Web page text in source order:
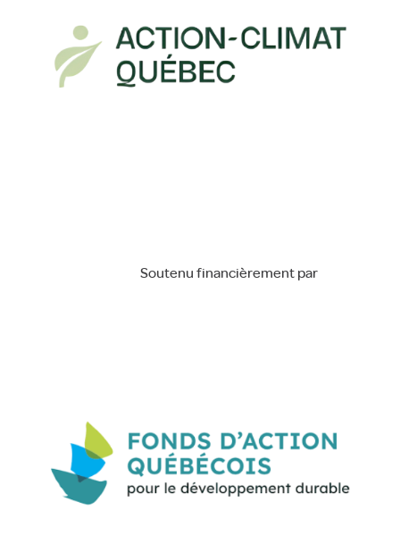
Soutenu financièrement par